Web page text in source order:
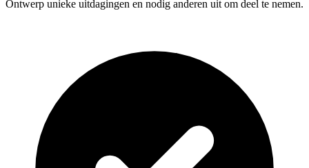
Ontwerp unieke uitdagingen en nodig anderen uit om deel te nemen.